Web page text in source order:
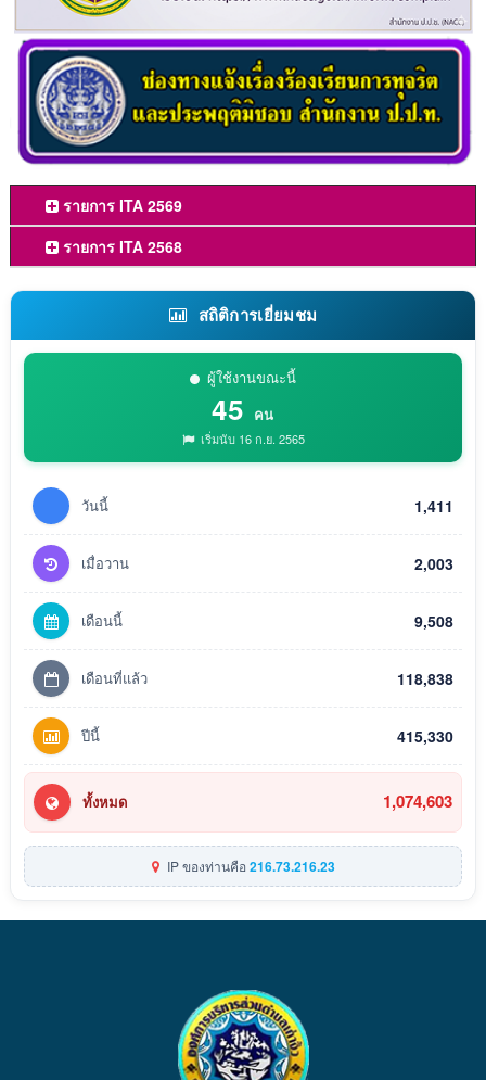
รายการ ITA 2569
รายการ ITA 2568
สถิติการเยี่ยมชม
ผู้ใช้งานขณะนี้
45 คน
เริ่มนับ 16 ก.ย. 2565
วันนี้ 1,411
เมื่อวาน 2,003
เดือนนี้ 9,508
เดือนที่แล้ว 118,838
ปีนี้ 415,330
ทั้งหมด 1,074,603
IP ของท่านคือ216.73.216.23